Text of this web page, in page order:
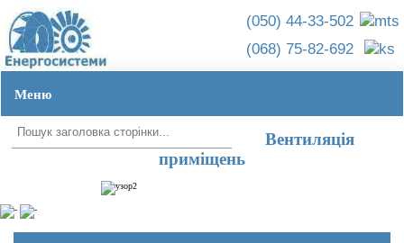
(050) 44-33-502
(068) 75-82-692
Меню
Головна ➦
Вентиляція
приміщень